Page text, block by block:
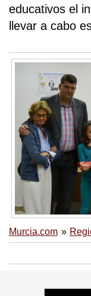
educativos el
llevar a cabo
Murcia.com